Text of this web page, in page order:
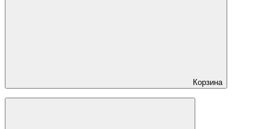
Корзина